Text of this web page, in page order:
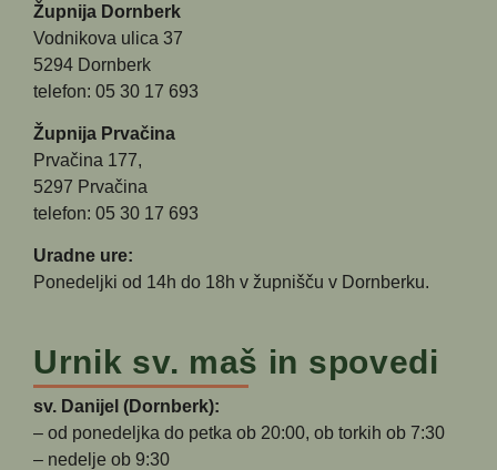
Župnija Dornberk
Vodnikova ulica 37
5294 Dornberk
telefon: 05 30 17 693
Župnija Prvačina
Prvačina 177,
5297 Prvačina
telefon: 05 30 17 693
Uradne ure:
Ponedeljki od 14h do 18h v župnišču v Dornberku.
Urnik sv. maš in spovedi
sv. Danijel (Dornberk):
– od ponedeljka do petka ob 20:00, ob torkih ob 7:30
– nedelje ob 9:30